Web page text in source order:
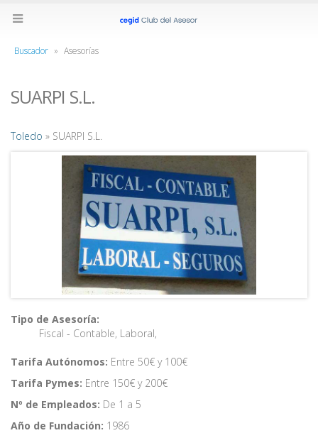
Buscador » Asesorías
SUARPI S.L.
Toledo » SUARPI S.L.
Tipo de Asesoría:
Fiscal - Contable, Laboral,
Tarifa Autónomos: Entre 50€ y 100€
Tarifa Pymes: Entre 150€ y 200€
Nº de Empleados: De 1 a 5
Año de Fundación: 1986